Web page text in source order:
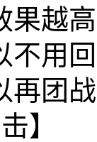
果越
不用
再团
】